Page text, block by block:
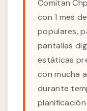
Comitan
con 1 mes
populares,
pantallas
estáticas
con mucha
durante